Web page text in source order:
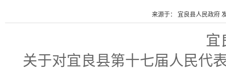
来源于： 宜良县人民政府
宜
关于对宜良县第十七届人民代